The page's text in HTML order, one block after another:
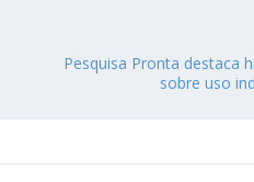
Pesquisa Pronta destaca
sobre uso